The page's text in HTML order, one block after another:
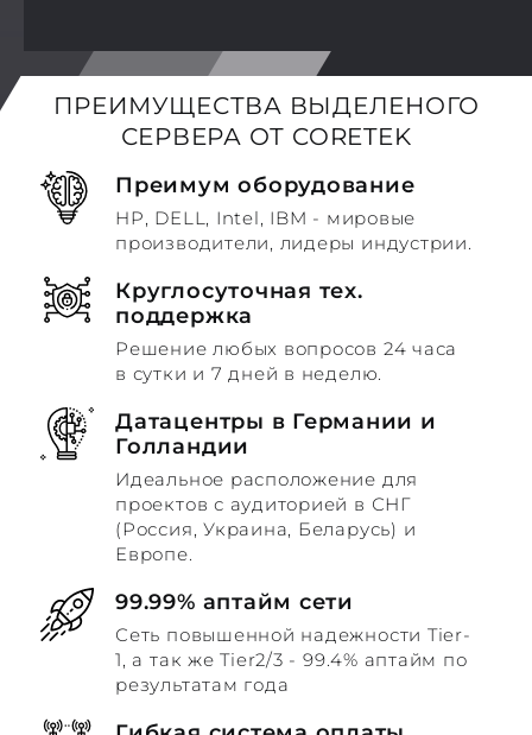
ПРЕИМУЩЕСТВА ВЫДЕЛЕНОГО
СЕРВЕРА ОТ CORETEK
Преимум оборудование
HP, DELL, Intel, IBM - мировые
производители, лидеры индустрии.
Круглосуточная тех.
поддержка
Решение любых вопросов 24 часа
в сутки и 7 дней в неделю.
Датацентры в Германии и
Голландии
Идеальное расположение для
проектов с аудиторией в СНГ
(Россия, Украина, Беларусь) и
Европе.
99.99% аптайм сети
Сеть повышенной надежности Tier-
1, а так же Tier2/3 - 99.4% аптайм по
результатам года